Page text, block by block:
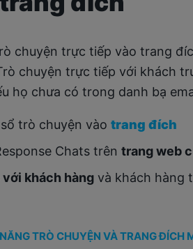
chuyện trực tiếp vào trang
chuyện trực tiếp với khách
họ chưa có trong danh bạ
trò chuyện vào trang đích
Chats trên trang web
khách hàng và khách hàng
TRÒ CHUYỆN VÀ TRANG ĐÍCH